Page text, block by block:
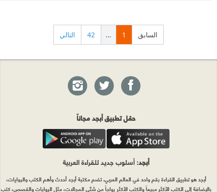
السابق 1
...
42 التالي
حمّل تطبيق أبجد مجاناً
أبجد: أسلوب جديد للقراءة العربية
أبجد هو تطبيق القراءة رقم واحد في العالم العربي. تضم مكتبة أبجد أحدث وأهم الكتب والروايات،
بالإضافة إلى الكتب الأكثر مبيعاً والكتب الأكثر رواجاً من شتّى المجالات، مثل الروايات والقصص، كتب